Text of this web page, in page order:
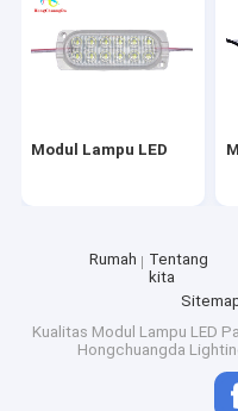
Modul Lampu LED
Rumah
Tentang
kita
Kualitas Modul Lampu LED
Hongchuangda